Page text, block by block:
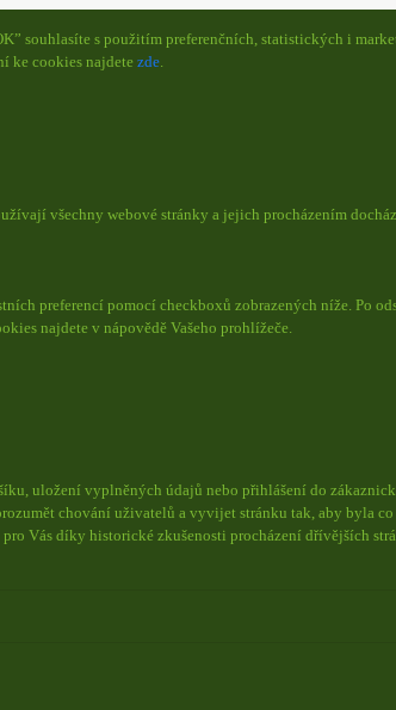
souhlasíte s použitím preferenčních, statistických i
ke cookies najdete zde.
všechny webové stránky a jejich procházením
preferencí pomocí checkboxů zobrazených níže. Po
najdete v nápovědě Vašeho prohlížeče.
uložení vyplněných údajů nebo přihlášení do
chování uživatelů a vyvijet stránku tak, aby byla
Vás díky historické zkušenosti procházení dřívějších